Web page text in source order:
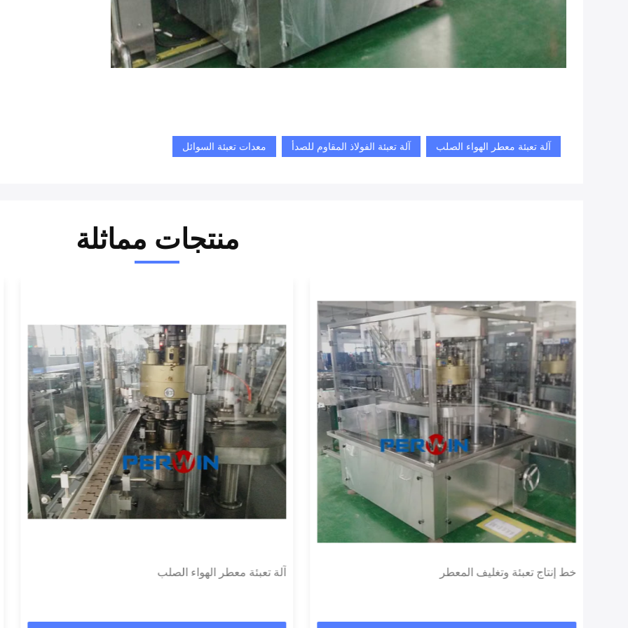
آلة تعبئة معطر الهواء الصلب آلة تعبئة الفولاذ المقاوم للصدأ معدات تعبئة السوائل
منتجات مماثلة
خط إنتاج تعبئة وتغليف المعطر آلة تعبئة معطر الهواء الصلب